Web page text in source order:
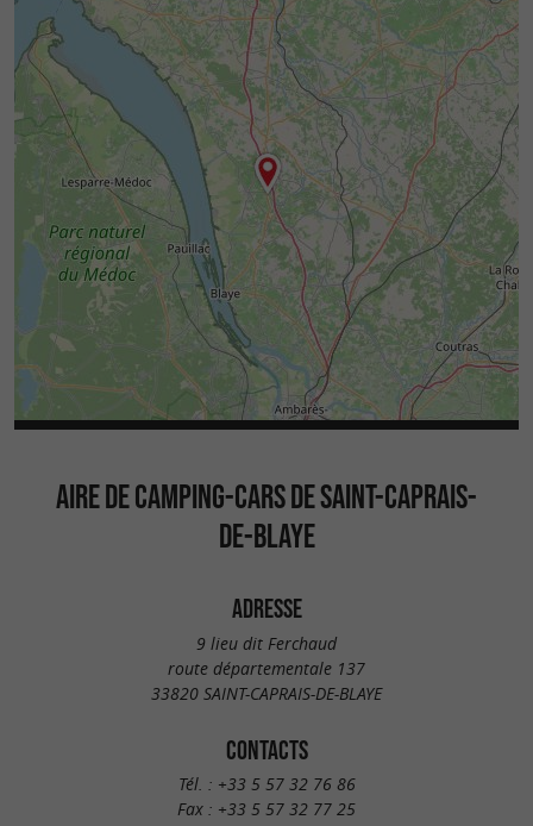
AIRE DE CAMPING-CARS DE SAINT-CAPRAIS-
DE-BLAYE
ADRESSE
9 lieu dit Ferchaud
route départementale 137
33820 SAINT-CAPRAIS-DE-BLAYE
CONTACTS
Tél. : +33 5 57 32 76 86
Fax : +33 5 57 32 77 25